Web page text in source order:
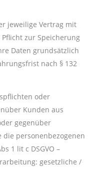
jeweilige Vertrag mit
zur Speicherung
Daten grundsätzlich
nach § 132
oder
Kunden aus
gegenüber
personenbezogenen
1 lit c DSGVO –
gesetzliche /